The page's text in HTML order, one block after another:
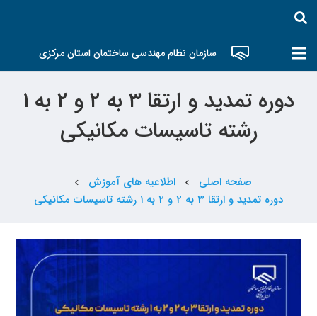
سازمان نظام مهندسی ساختمان استان مرکزی
دوره تمدید و ارتقا ۳ به ۲ و ۲ به ۱
رشته تاسیسات مکانیکی
صفحه اصلی chevron_left اطلاعیه های آموزش chevron_left
دوره تمدید و ارتقا ۳ به ۲ و ۲ به ۱ رشته تاسیسات مکانیکی